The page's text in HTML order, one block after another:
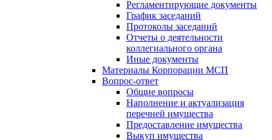
Регламентирующие документы
График заседаний
Протоколы заседаний
Отчеты о деятельности
коллегиального органа
Иные документы
Материалы Корпорации МСП
Вопрос-ответ
Общие вопросы
Наполнение и актуализация
перечней имущества
Предоставление имущества
Выкуп имущества